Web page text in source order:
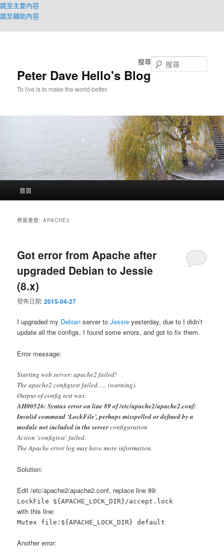
跳至主要內容
跳至輔助內容
Peter Dave Hello's Blog
To live is to make the world better.
搜尋
首頁
標籤彙整:APACHE2
Got error from Apache after
upgraded Debian to Jessie
(8.x)
發佈日期:2015-04-27
I upgraded my Debian server toJessie yesterday, due to I didn’t
update all the configs, I found some errors, and got to fix them.
Error message:
Starting web server: apache2 failed!
The apache2 configtest failed. … (warning).
Output of config test was:
AH00526: Syntax error on line 89 of /etc/apache2/apache2.conf:
Invalid command ‘LockFile’, perhaps misspelled or defined by a
module not included in the serverconfiguration
Action ‘configtest’ failed.
The Apache error log may have more information.
Solution:
Edit /etc/apache2/apache2.conf, replace line 89:
LockFile ${APACHE_LOCK_DIR}/accept.lock
with this line:
Mutex file:${APACHE_LOCK_DIR} default
Another error: